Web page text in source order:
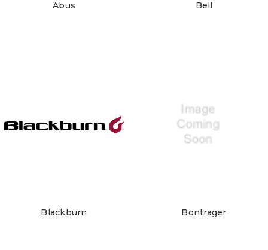
Abus Bell
Blackburn Bontrager